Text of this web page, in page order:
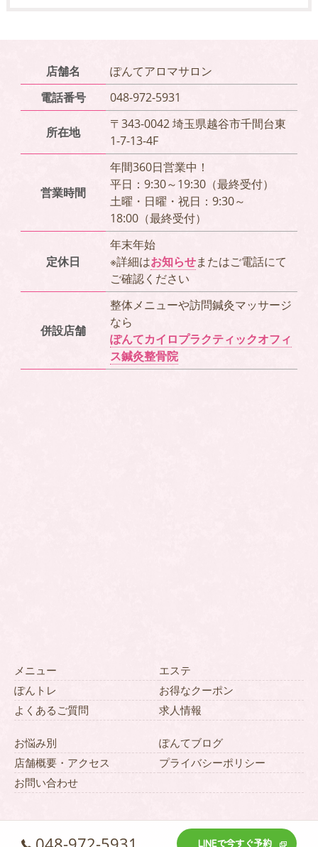
店舗名
ぽんてアロマサロン
電話番号
048-972-5931
所在地
〒343-0042 埼玉県越谷市千間台東
1-7-13-4F
営業時間
年間360日営業中！
平日：9:30～19:30（最終受付）
土曜・日曜・祝日：9:30～
18:00（最終受付）
定休日
年末年始
※詳細はお知らせまたはご電話にて
ご確認ください
併設店舗
整体メニューや訪問鍼灸マッサージ
なら
ぽんてカイロプラクティックオフィ
ス鍼灸整骨院
メニュー
エステ
ぽんトレ
お得なクーポン
よくあるご質問
求人情報
お悩み別
ぽんてブログ
店舗概要・アクセス
プライバシーポリシー
お問い合わせ
LINEで今すぐ予約